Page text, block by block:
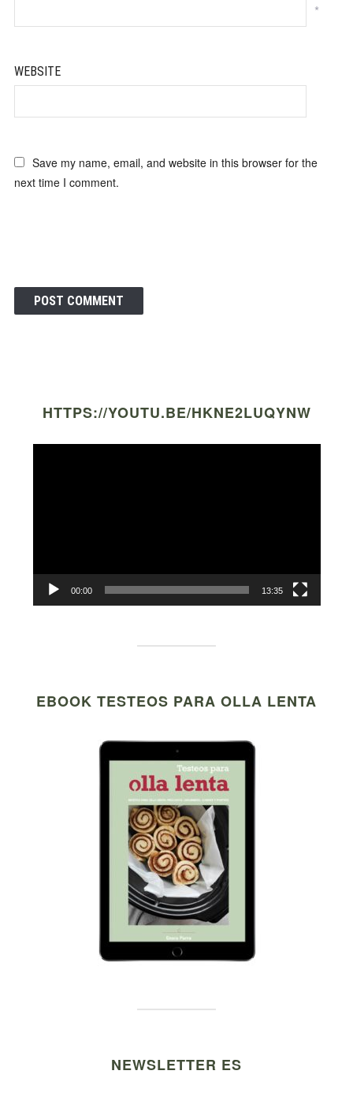
*
WEBSITE
Save my name, email, and website in this browser for the
next time I comment.
HTTPS://YOUTU.BE/HKNE2LUQYNW
00:00 13:35
EBOOK TESTEOS PARA OLLA LENTA
NEWSLETTER ES